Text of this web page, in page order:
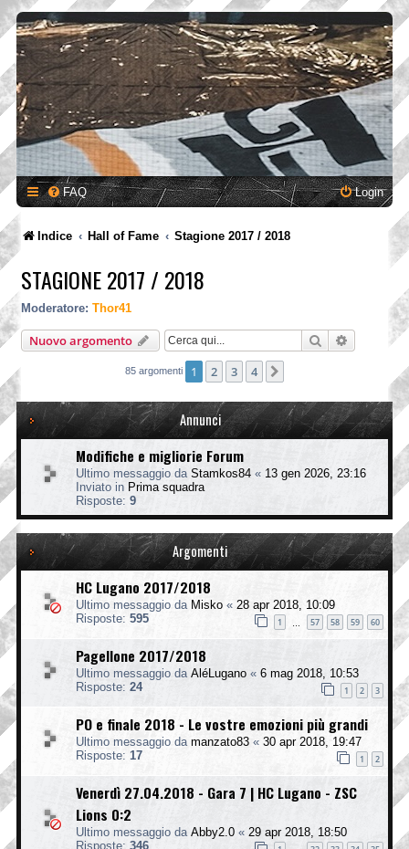
FAQ Login
Indice Hall of Fame Stagione 2017 / 2018
STAGIONE 2017 / 2018
Moderatore: Thor41
Nuovo argomento Cerca Ricerca
85 argomenti 1 2 3 4
Annunci
Modifiche e migliorie Forum
Ultimo messaggio da Stamkos84 « 13 gen 2026, 23:16
Inviato in Prima squadra
Risposte: 9
Argomenti
HC Lugano 2017/2018
Ultimo messaggio da Misko « 28 apr 2018, 10:09
Risposte: 595 1 57 58 59 60
Pagellone 2017/2018
Ultimo messaggio da AléLugano « 6 mag 2018, 10:53
Risposte: 24 1 2 3
PO e finale 2018 - Le vostre emozioni più grandi
Ultimo messaggio da manzato83 « 30 apr 2018, 19:47
Risposte: 17 1 2
Venerdì 27.04.2018 - Gara 7 | HC Lugano - ZSC
Lions 0:2
Ultimo messaggio da Abby2.0 « 29 apr 2018, 18:50
Risposte: 346